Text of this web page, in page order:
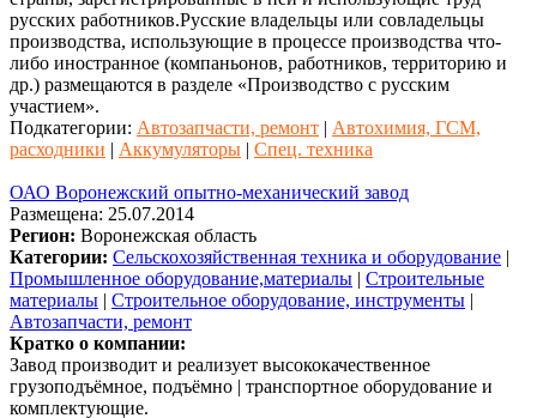
русских работников.Русские владельцы или совладельцы
производства, использующие в процессе производства что-
либо иностранное (компаньонов, работников, территорию и
др.) размещаются в разделе «Производство с русским
участием».
Подкатегории: Автозапчасти, ремонт | Автохимия, ГСМ,
расходники | Аккумуляторы | Спец. техника
ОАО Воронежский опытно-механический завод
Размещена: 25.07.2014
Регион: Воронежская область
Категории: Сельскохозяйственная техника и оборудование |
Промышленное оборудование,материалы | Строительные
материалы | Строительное оборудование, инструменты |
Автозапчасти, ремонт
Кратко о компании:
Завод производит и реализует высококачественное
грузоподъёмное, подъёмно | транспортное оборудование и
комплектующие.